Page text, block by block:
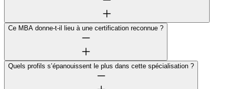
Ce MBA donne-t-il lieu à une certification reconnue ?
Quels profils s’épanouissent le plus dans cette spécialisation ?